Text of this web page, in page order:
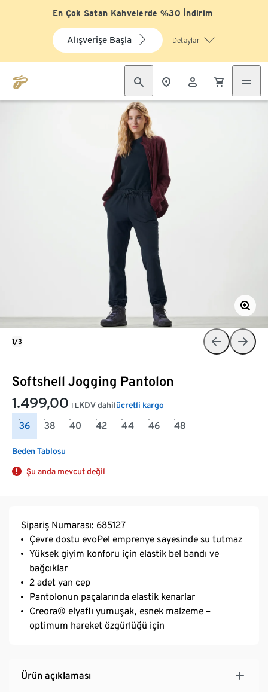
En Çok Satan Kahvelerde %30 İndirim
Alışverişe Başla Detaylar
Softshell Jogging Pantolon
1.499,00 TLKDV dahilücretli kargo
36 38 40 42 44 46 48
Beden Tablosu
Şu anda mevcut değil
1/3
Sipariş Numarası: 685127
Çevre dostu evoPel emprenye sayesinde su tutmaz
Yüksek giyim konforu için elastik bel bandı ve
bağcıklar
2 adet yan cep
Pantolonun paçalarında elastik kenarlar
Creora® elyaflı yumuşak, esnek malzeme –
optimum hareket özgürlüğü için
Ürün açıklaması